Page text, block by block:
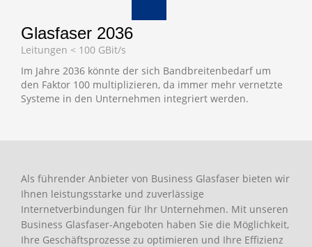
Glasfaser 2036
Leitungen < 100 GBit/s
Im Jahre 2036 könnte der sich Bandbreitenbedarf um
den Faktor 100 multiplizieren, da immer mehr vernetzte
Systeme in den Unternehmen integriert werden.
Als führender Anbieter von Business Glasfaser bieten wir
Ihnen leistungsstarke und zuverlässige
Internetverbindungen für Ihr Unternehmen. Mit unseren
Business Glasfaser-Angeboten haben Sie die Möglichkeit,
Ihre Geschäftsprozesse zu optimieren und Ihre Effizienz